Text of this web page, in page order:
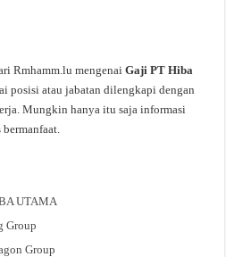
Rmhamm.lu mengenaiGaji PT Hiba
posisi atau jabatan dilengkapi dengan
Mungkin hanya itu saja informasi
UTAMA
Group
Group